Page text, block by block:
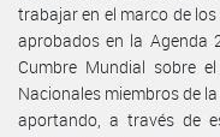
trabajar en el marco de los
aprobados en la Agenda
Cumbre Mundial sobre
Nacionales miembros de
aportando, a través de